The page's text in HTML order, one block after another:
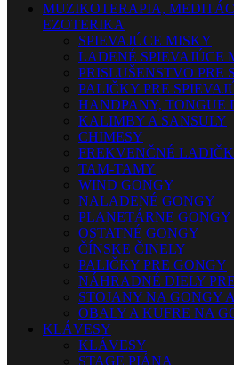
MUZIKOTERAPIA,
EZOTERIKA
SPIEVAJÚCE MISKY
LADENÉ SPIEVAJÚCE
PRISLUŠENSTVO PRE
PALIČKY PRE
HANDPANY, TONGUE
KALIMBY A SANSULY
CHIMESY
FREKVENČNÉ
TAM-TAMY
WIND GONGY
NALADENÉ GONGY
PLANETÁRNE GONGY
OSTATNÉ GONGY
ČÍNSKE ČINELY
PALIČKY PRE GONGY
NÁHRADNÉ DIELY
STOJANY NA GONGY
OBALY A KUFRE NA
KLÁVESY
KLÁVESY
STAGE PIÁNA